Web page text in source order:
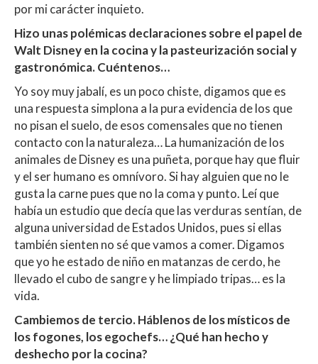
por mi carácter inquieto.
Hizo unas polémicas declaraciones sobre el papel de
Walt Disney en la cocina y la pasteurización social y
gastronómica. Cuéntenos…
Yo soy muy jabalí, es un poco chiste, digamos que es
una respuesta simplona a la pura evidencia de los que
no pisan el suelo, de esos comensales que no tienen
contacto con la naturaleza… La humanización de los
animales de Disney es una puñeta, porque hay que fluir
y el ser humano es omnívoro. Si hay alguien que no le
gusta la carne pues que no la coma y punto. Leí que
había un estudio que decía que las verduras sentían, de
alguna universidad de Estados Unidos, pues si ellas
también sienten no sé que vamos a comer. Digamos
que yo he estado de niño en matanzas de cerdo, he
llevado el cubo de sangre y he limpiado tripas… es la
vida.
Cambiemos de tercio. Háblenos de los místicos de
los fogones, los egochefs… ¿Qué han hecho y
deshecho por la cocina?